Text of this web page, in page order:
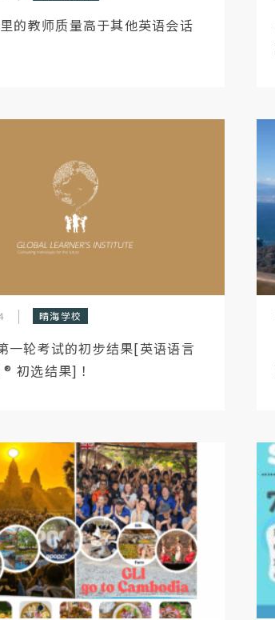
的教师质量高于其他英语会话
晴海学校
一轮考试的初步结果[英语语言
初选结果]！